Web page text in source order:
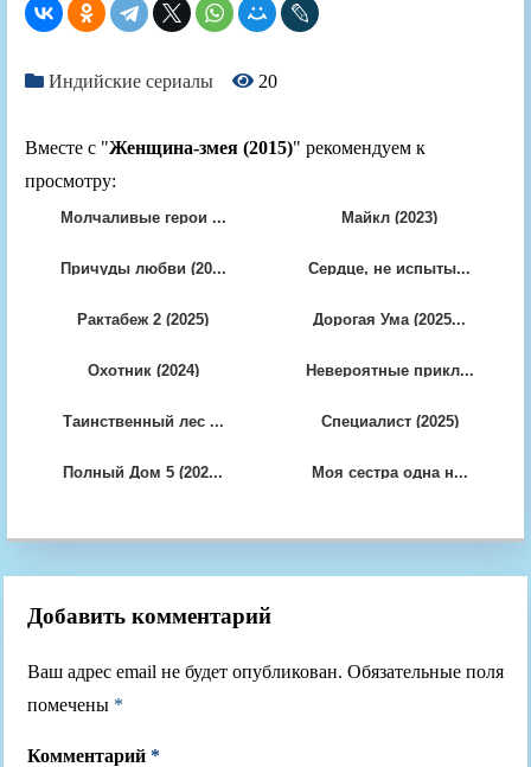
Индийские сериалы 20
Вместе с "Женщина-змея (2015)" рекомендуем к
просмотру:
Молчаливые герои ... Майкл (2023)
Причуды любви (20... Сердце, не испыты...
Рактабеж 2 (2025) Дорогая Ума (2025...
Охотник (2024) Невероятные прикл...
Таинственный лес ... Специалист (2025)
Полный Дом 5 (202... Моя сестра одна н...
Добавить комментарий
Ваш адрес email не будет опубликован. Обязательные поля
помечены *
Комментарий *